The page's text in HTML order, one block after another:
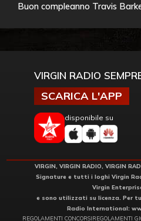
Buon compleanno Travis
VIRGIN RADIO
SCARICA L'APP
disponibile su
VIRGIN, VIRGIN RADIO, VIRGIN
Signature e tutti i loghi Virgin
Virgin
e sono utilizzati su licenza. Per
Radio International:
REGOLAMENTI CONCORSIREGOLAMENTI